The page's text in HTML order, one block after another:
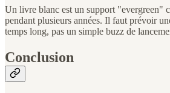
Un livre blanc est un support "evergreen"
pendant plusieurs années. Il faut prévoir
temps long, pas un simple buzz de
Conclusion